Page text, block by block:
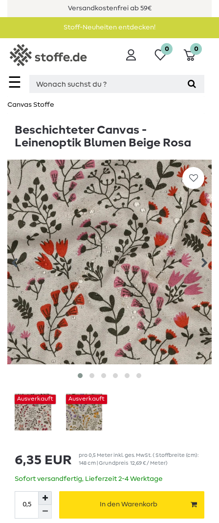
Versandkostenfrei ab 59€
Stoff-Neuheiten entdecken!
☰
0 0
Canvas Stoffe
Beschichteter Canvas -
Leinenoptik Blumen Beige Rosa
Ausverkauft Ausverkauft
6,35 EUR pro0,5 Meterinkl. ges. MwSt. ( Stoffbreite (cm):
148 cm | Grundpreis 12,69 € / Meter)
Sofort versandfertig, Lieferzeit 2-4 Werktage
In den Warenkorb